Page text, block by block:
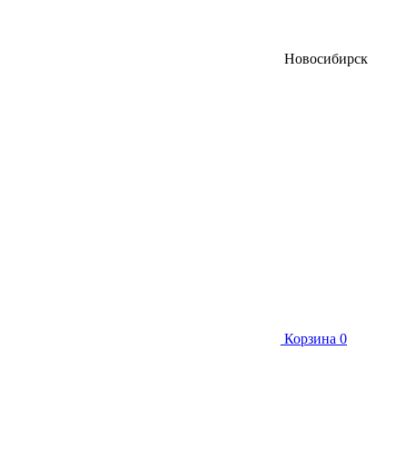
Новосибирск
Корзина 0